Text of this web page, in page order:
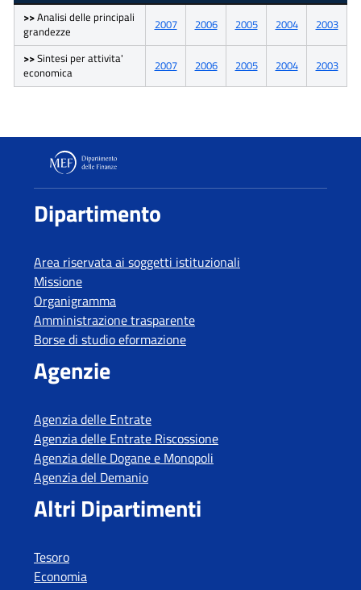
>>Analisi delle principali
grandezze
2007 2006 2005 2004 2003
>>Sintesi per attivita'
economica
2007 2006 2005 2004 2003
Dipartimento delle Finanze
Dipartimento
Area riservata ai soggetti istituzionali
Missione
Organigramma
Amministrazione trasparente
Borse di studio eformazione
Agenzie
Agenzia delle Entrate
Agenzia delle Entrate Riscossione
Agenzia delle Dogane e Monopoli
Agenzia del Demanio
Altri Dipartimenti
Tesoro
Economia